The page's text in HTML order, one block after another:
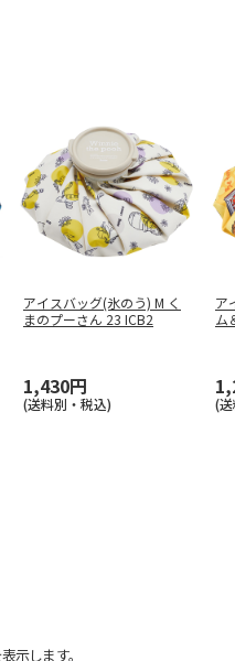
アイスバッグ(氷のう) M く
まのプーさん 23 ICB2
1,430円
(送料別・税込)
ア
ム
(
示します。